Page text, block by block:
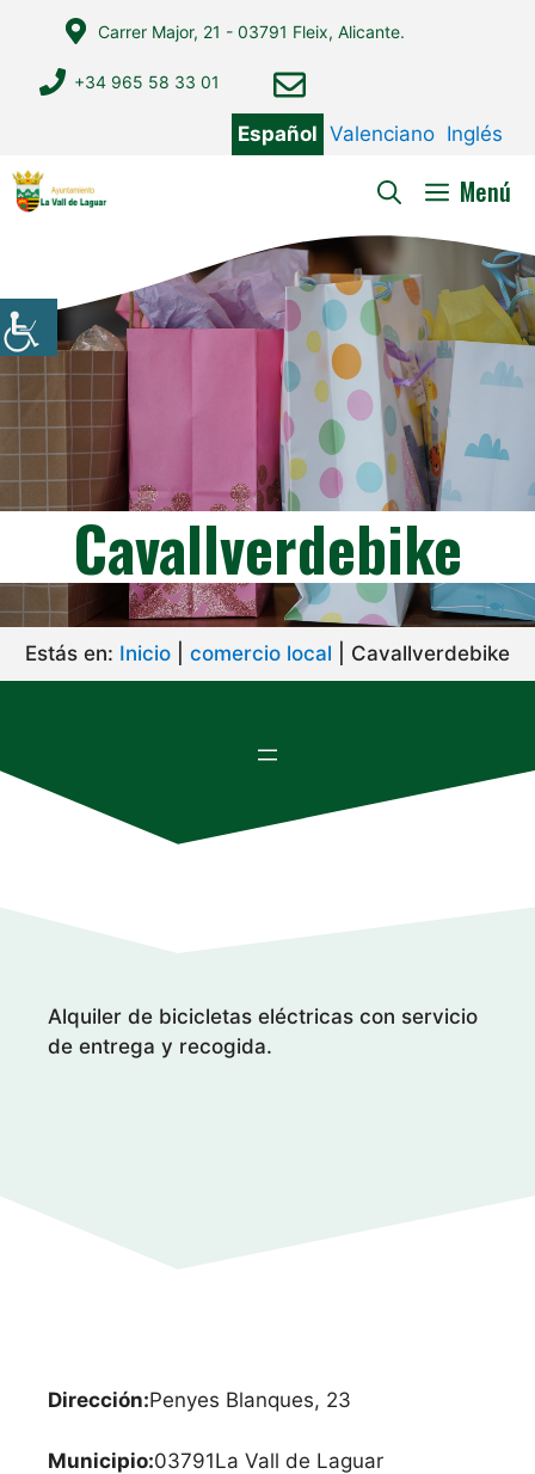
contenido
Carrer Major, 21 - 03791 Fleix, Alicante.
+34 965 58 33 01
Español Valenciano Inglés
Menú
Cavallverdebike
Estás en: Inicio comercio local Cavallverdebike
Alquiler de bicicletas eléctricas con servicio
de entrega y recogida.
Dirección:Penyes Blanques, 23
Municipio:03791La Vall de Laguar